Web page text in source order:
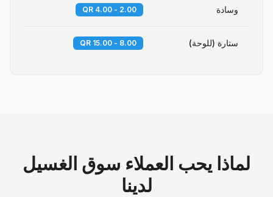
وسادة 2.00 - 4.00 QR
ستارة (للوحة) 8.00 - 15.00 QR
لماذا يحب العملاء سوق الغسيل
لدينا